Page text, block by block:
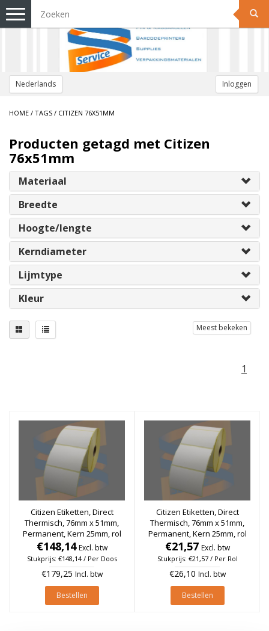
Nederlands Inloggen
Toggle
navigation
HOME / TAGS / CITIZEN 76X51MM
Producten getagd met Citizen
76x51mm
Materiaal
Breedte
Hoogte/lengte
Kerndiameter
Lijmtype
Kleur
Meest bekeken
1
Citizen Etiketten, Direct
Thermisch, 76mm x 51mm,
Permanent, Kern 25mm, rol
à 1.370 stuks (Per doos)
€148,14 Excl. btw
Stukprijs: €148,14 / Per Doos
€179,25 Incl. btw
Bestellen
Citizen Etiketten, Direct
Thermisch, 76mm x 51mm,
Permanent, Kern 25mm, rol
à 1.370 stuks
€21,57 Excl. btw
Stukprijs: €21,57 / Per Rol
€26,10 Incl. btw
Bestellen